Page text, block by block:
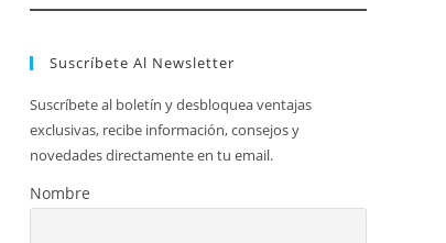
Suscríbete Al Newsletter
Suscríbete al boletín y desbloquea ventajas
exclusivas, recibe información, consejos y
novedades directamente en tu email.
Nombre